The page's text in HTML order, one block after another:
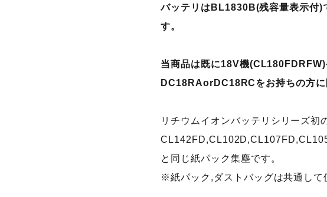
バッテリはBL1830B(残容量表示付)
す。
当商品は既に18V機
DC18RAorDC18RCをお持ちの方に
リチウムイオンバッテリシリーズ初
と同じ紙パック集塵です。
※紙パック,ダストバッグは共通して